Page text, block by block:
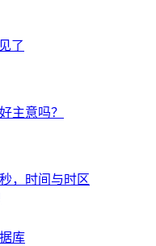
了
主意吗？
，时间与时区
库